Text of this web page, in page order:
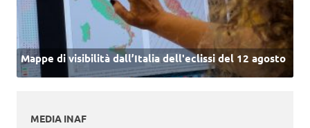
Mappe di visibilità dall’Italia dell'eclissi del 12 agosto
MEDIA INAF